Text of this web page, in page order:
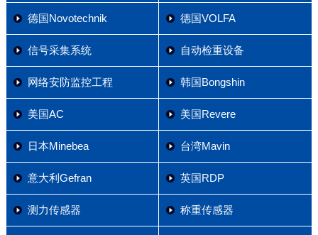
德国Novotechnik 德国VOLFA
信号采集系统 自动检重设备
网络安防监控工程 韩国Bongshin
美国AC 美国Revere
日本Minebea 台湾Mavin
意大利Gefran 英国RDP
测力传感器 称重传感器